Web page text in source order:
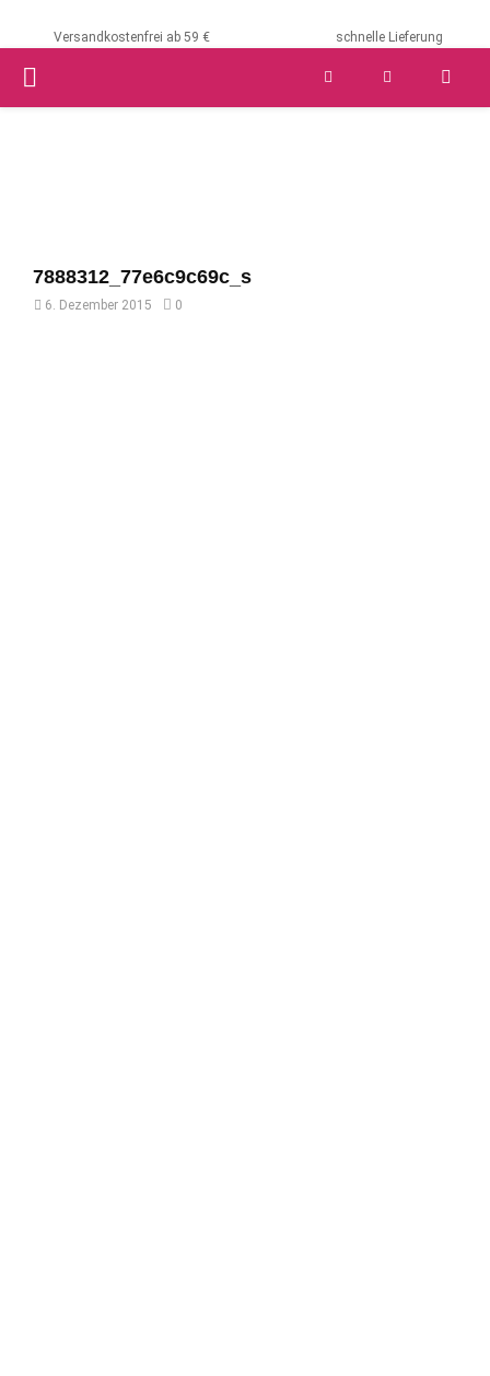
Versandkostenfrei ab 59 € schnelle Lieferung
PRIMARY
7888312_77e6c9c69c_s
6. Dezember 2015 0